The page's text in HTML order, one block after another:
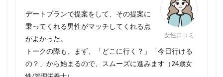
女性口コミ
デートプランで提案をして、その提案に
乗ってくれる男性がマッチしてくれる点
がよかった。
トークの際も、まず、「どこに行く？」「今日行ける
の？」から始まるので、スムーズに進みます （24歳女